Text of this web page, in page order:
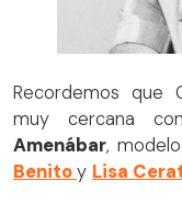
Recordemos que
muy cercana
Amenábar,
Benitoy Lisa